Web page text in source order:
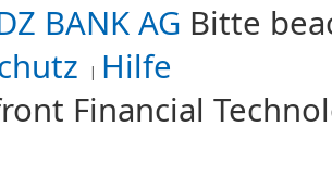
BANK AG Bitte
Hilfe
Financial